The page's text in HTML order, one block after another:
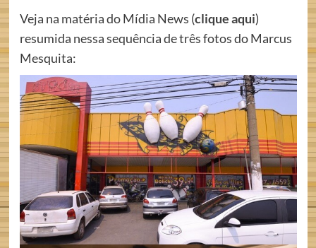
Veja na matéria do Mídia News (clique aqui)
resumida nessa sequência de três fotos do Marcus
Mesquita: